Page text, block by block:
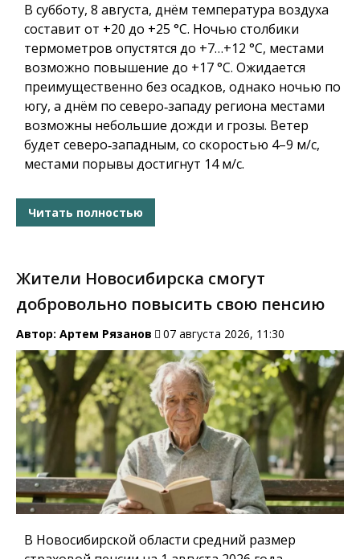
В субботу, 8 августа, днём температура воздуха
составит от +20 до +25 °C. Ночью столбики
термометров опустятся до +7…+12 °C, местами
возможно повышение до +17 °C. Ожидается
преимущественно без осадков, однако ночью по
югу, а днём по северо‑западу региона местами
возможны небольшие дожди и грозы. Ветер
будет северо‑западным, со скоростью 4–9 м/с,
местами порывы достигнут 14 м/с.
Читать полностью
Жители Новосибирска смогут
добровольно повысить свою пенсию
Автор: Артем Рязанов 07 августа 2026, 11:30
В Новосибирской области средний размер